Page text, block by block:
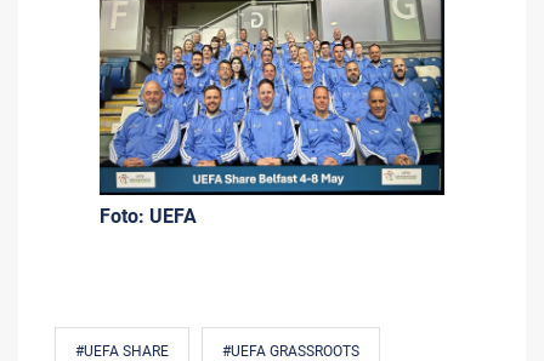
Foto: UEFA
#UEFA SHARE #UEFA GRASSROOTS